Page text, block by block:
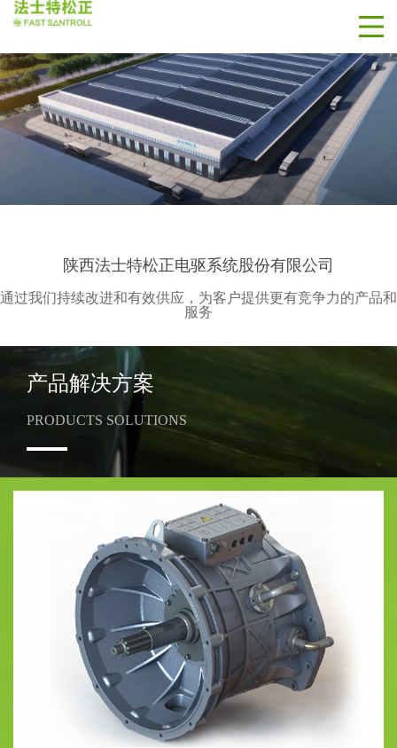
陕西法士特松正电驱系统股份有限公司
通过我们持续改进和有效供应，为客户提供更有竞争力的产品和
服务
产品解决方案
PRODUCTS SOLUTIONS